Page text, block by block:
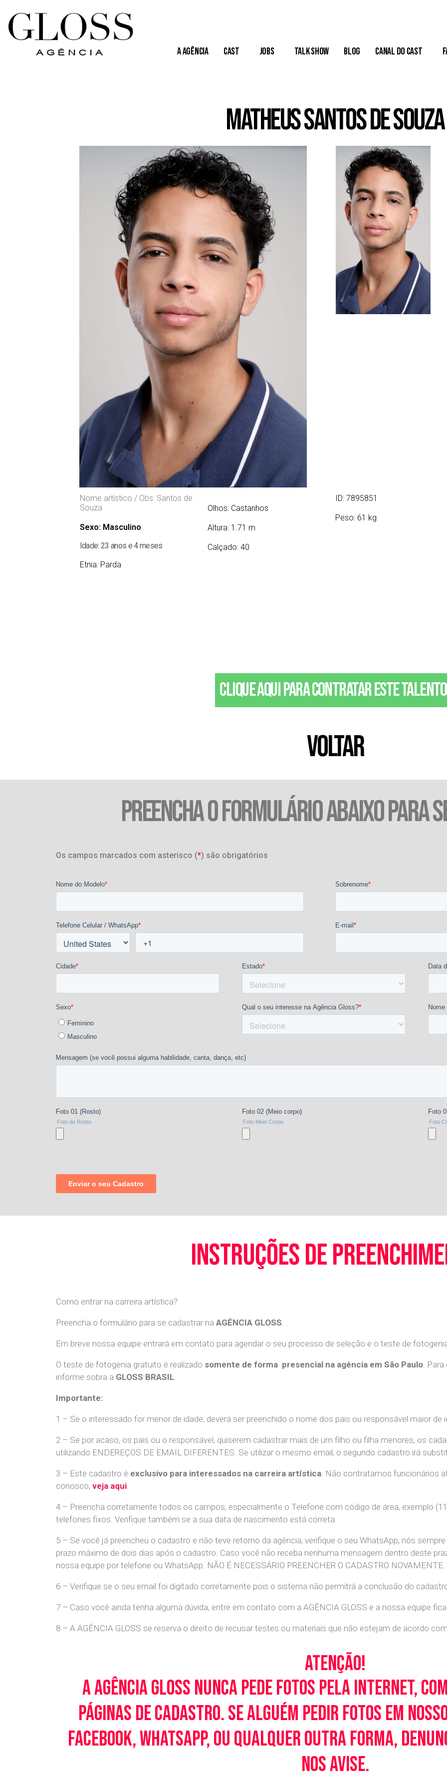
A Agência Cast Jobs Talk Show Blog Canal do Cast
MATHEUS SANTOS DE SOUZA
Nome artístico / Obs: Santos de
Souza
Sexo: Masculino
Idade: 23 anos e 4 meses
Etnia: Parda
Olhos: Castanhos
Altura: 1.71 m
Calçado: 40
ID: 7895851
Peso: 61 kg
Clique aqui para contratar este talento
VOLTAR
PREENCHA O FORMULÁRIO ABAIXO PARA
Os campos marcados com asterisco (*) são obrigatórios
instruções de
Como entrar na carreira artística?
Preencha o formulário para se cadastrar na AGÊNCIA GLOSS
Em breve nossa equipe entrará em contato para agendar o seu processo de seleção e o teste de
O teste de fotogenia gratuito é realizado somente de forma presencial na agência em São Paulo .
informe sobra a GLOSS BRASIL
Importante:
1 – Se o interessado for menor de idade, deverá ser preenchido o nome dos pais ou responsável maior de
2 – Se por acaso, os pais ou o responsável, quiserem cadastrar mais de um filho ou filha menores, os
utilizando ENDEREÇOS DE EMAIL DIFERENTES. Se utilizar o mesmo email, o segundo cadastro irá
3 – Este cadastro é exclusivo para interessados na carreira artística . Não contratamos funcionários
conosco, veja aqui
4 – Preencha corretamente todos os campos, especialmente o Telefone com código de área, exemplo
telefones fixos. Verifique também se a sua data de nascimento está correta.
5 – Se você já preencheu o cadastro e não teve retorno da agência, verifique o seu WhatsApp, nós
prazo máximo de dois dias após o cadastro. Caso você não receba nenhuma mensagem dentro deste
nossa equipe por telefone ou WhatsApp. NÃO É NECESSÁRIO PREENCHER O CADASTRO NOVAMENTE.
6 – Verifique se o seu email foi digitado corretamente pois o sistema não permitrá a conclusão do
7 – Caso você ainda tenha alguma dúvida, entre em contato com a AGÊNCIA GLOSS e a nossa equipe
8 – A AGÊNCIA GLOSS se reserva o direito de recusar testes ou materiais que não estejam de acordo
Atenção!
A Agência Gloss nunca pede fotos pela Internet,
páginas de cadastro. Se alguém pedir fotos em
Facebook, WhatsApp, ou qualquer outra forma,
nos avise.